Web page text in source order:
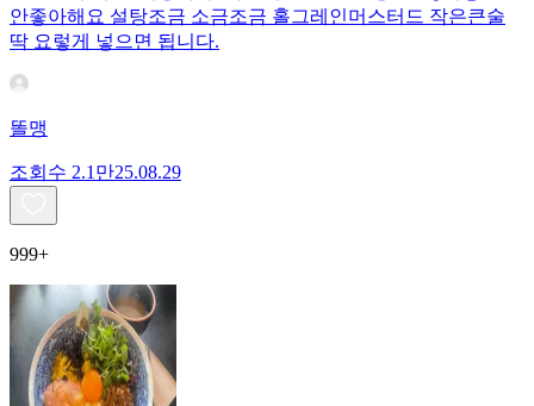
안좋아해요 설탕조금 소금조금 홀그레인머스터드 작은큰술
딱 요렇게 넣으면 됩니다.
똘맹
조회수 2.1만25.08.29
999+